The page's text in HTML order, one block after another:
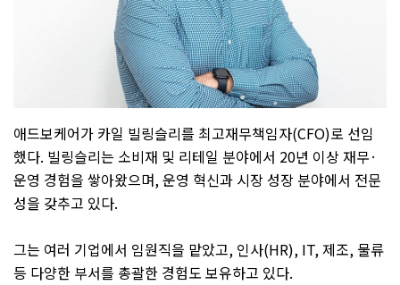
애드보케어가 카일 빌링슬리를 최고재무책임자(CFO)로 선임
했다. 빌링슬리는 소비재 및 리테일 분야에서 20년 이상 재무·
운영 경험을 쌓아왔으며,운영 혁신과 시장 성장 분야에서 전문
성을 갖추고 있다.
그는 여러 기업에서 임원직을 맡았고, 인사(HR), IT,제조, 물류
등 다양한 부서를 총괄한 경험도 보유하고 있다.